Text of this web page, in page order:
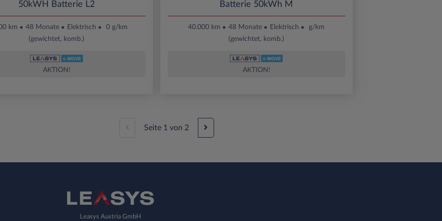
50kWH Batterie L2
km 48 Monate Elektrisch
0 g/km
(gewichtet, komb.)
AKTION!
Batterie 50kWh M
40.000 km 48 Monate Elektrisch
g/km
(gewichtet, komb.)
AKTION!
Seite 1 von 2
Leasys Austria GmbH